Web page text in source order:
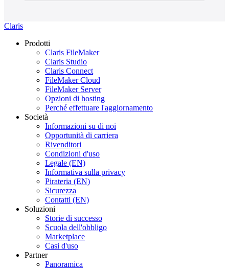
Claris
Prodotti
Claris FileMaker
Claris Studio
Claris Connect
FileMaker Cloud
FileMaker Server
Opzioni di hosting
Perché effettuare l'aggiornamento
Società
Informazioni su di noi
Opportunità di carriera
Rivenditori
Condizioni d'uso
Legale (EN)
Informativa sulla privacy
Pirateria (EN)
Sicurezza
Contatti (EN)
Soluzioni
Storie di successo
Scuola dell'obbligo
Marketplace
Casi d'uso
Partner
Panoramica